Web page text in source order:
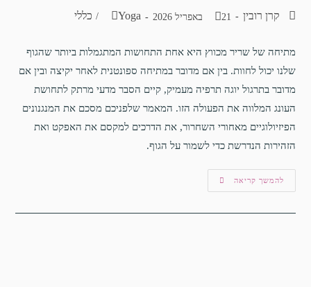
קרן רובין 21 באפריל 2026 Yoga
/ כללי
מתיחה של שריר מכווץ היא אחת התחושות המתגמלות ביותר שהגוף
שלנו יכול לחוות. בין אם מדובר במתיחה ספונטנית לאחר יקיצה ובין אם
מדובר בתרגול יוגה תרפיה מעמיק, קיים הסבר מדעי מרתק לתחושת
העונג המלווה את הפעולה הזו. המאמר שלפניכם מסכם את המנגנונים
הפיזיולוגיים מאחורי השחרור, את הדרכים למקסם את האפקט ואת
הזהירות הנדרשת כדי לשמור על הגוף.
להמשך קריאה